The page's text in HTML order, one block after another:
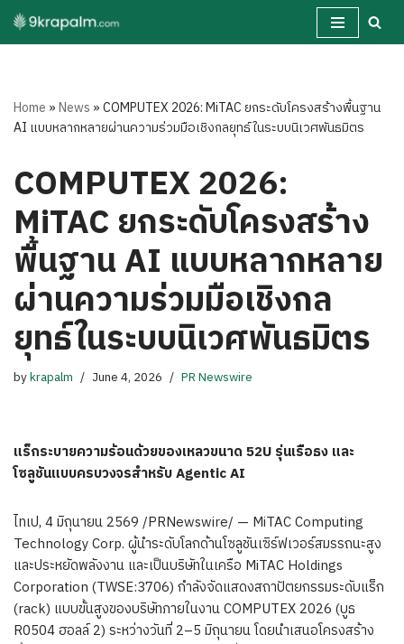
Skip
Home »News »COMPUTEX 2026: MiTAC ยกระดับโครงสร้างพื้นฐาน
AI แบบหลากหลายผ่านความร่วมมือเชิงกลยุทธ์ในระบบนิเวศพันธมิตร
COMPUTEX 2026:
MiTAC ยกระดับโครงสร้าง
พื้นฐาน AI แบบหลากหลาย
ผ่านความร่วมมือเชิงกล
ยุทธ์ในระบบนิเวศพันธมิตร
bykrapalm June 4, 2026 PR Newswire
แร็กระบายความร้อนด้วยของเหลวขนาด 52U รุ่นเรือธง และ
โซลูชันแบบครบวงจรสำหรับAgentic AI
ไทเป, 4 มิถุนายน 2569 /PRNewswire/ — MiTAC Computing
Technology Corp. ผู้นำระดับโลกด้านโซลูชันเซิร์ฟเวอร์สมรรถนะสูง
และประหยัดพลังงาน และเป็นบริษัทในเครือ MiTAC Holdings
Corporation (TWSE:3706) กำลังจัดแสดงสถาปัตยกรรมระดับแร็ก
(rack) แบบขั้นสูงของบริษัทภายในงาน COMPUTEX 2026 (บูธ
R0504 ฮอลล์ 2) ระหว่างวันที่ 2–5 มิถุนายน โดยนำเสนอโครงสร้าง